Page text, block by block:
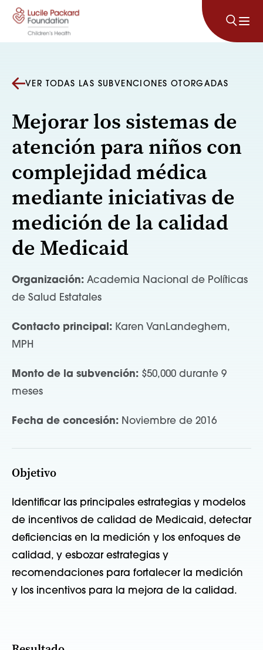
Saltar al contenido
VER TODAS LAS SUBVENCIONES OTORGADAS
Mejorar los sistemas de
atención para niños con
complejidad médica
mediante iniciativas de
medición de la calidad
de Medicaid
Organización: Academia Nacional de Políticas
de Salud Estatales
Contacto principal: Karen VanLandeghem,
MPH
Monto de la subvención: $50,000 durante 9
meses
Fecha de concesión: Noviembre de 2016
Objetivo
Identificar las principales estrategias y modelos
de incentivos de calidad de Medicaid, detectar
deficiencias en la medición y los enfoques de
calidad, y esbozar estrategias y
recomendaciones para fortalecer la medición
y los incentivos para la mejora de la calidad.